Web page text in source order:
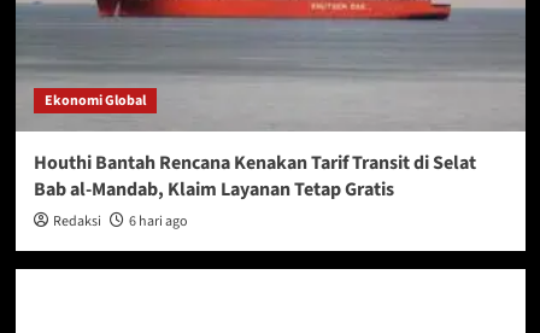
Ekonomi Global
Houthi Bantah Rencana Kenakan Tarif Transit di Selat
Bab al-Mandab, Klaim Layanan Tetap Gratis
Redaksi 6 hari ago